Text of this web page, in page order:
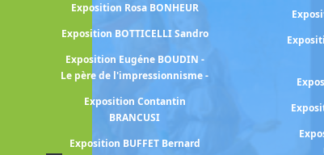
Exposition Rosa BONHEUR
Exposition BOTTICELLI Sandro
Exposition Eugéne BOUDIN -
Le père de l'impressionnisme -
Exposition Contantin
BRANCUSI
Exposition BUFFET Bernard